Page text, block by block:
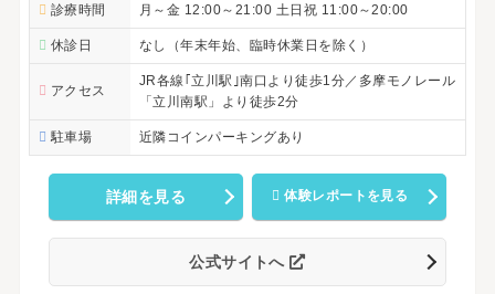
診療時間 月～金 12:00～21:00 土日祝 11:00～20:00
休診日 なし（年末年始、臨時休業日を除く）
アクセス
JR各線｢立川駅｣南口より徒歩1分／多摩モノレール
「立川南駅」より徒歩2分
駐車場 近隣コインパーキングあり
詳細を見る 体験レポートを見る
公式サイトへ